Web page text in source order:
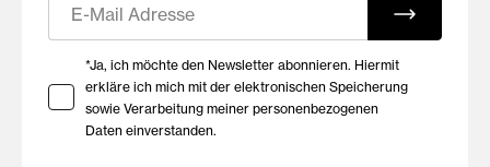
Ihre Zustimmung zu Marketing E-Mails
*Ja, ich möchte den Newsletter abonnieren. Hiermit
erkläre ich mich mit der elektronischen Speicherung
sowie Verarbeitung meiner personenbezogenen
Daten einverstanden.